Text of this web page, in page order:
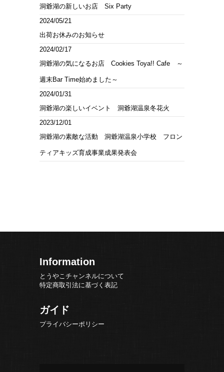
洞爺湖の新しいお店 Six Party
2024/05/21
出荷お休みのお知らせ
2024/02/17
洞爺湖の気になるお店 Cookies Toya!! Cafe ～
週末Bar Time始めました～
2024/01/31
洞爺湖の楽しいイベント 洞爺湖温泉冬花火
2023/12/01
洞爺湖の素敵な活動 洞爺湖温泉小学校 フロン
ティアキッズ育成事業成果発表会
Information
とうやこチャンネルについて
特定商取引法に基づく表記
ガイド
プライバシーポリシー